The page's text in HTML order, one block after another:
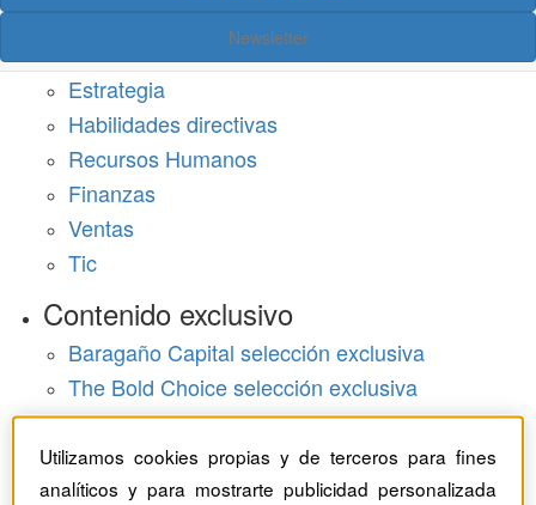
Newsletter
Estrategia
Habilidades directivas
Recursos Humanos
Finanzas
Ventas
Tic
Contenido exclusivo
Baragaño Capital selección exclusiva
The Bold Choice selección exclusiva
Top Employers selección exclusiva
Hemeroteca
Utilizamos cookies propias y de terceros para fines
analíticos y para mostrarte publicidad personalizada